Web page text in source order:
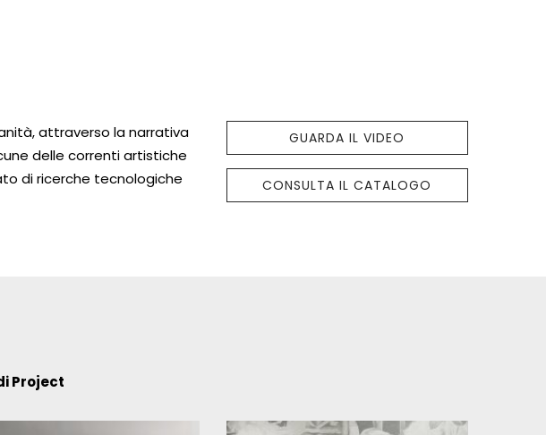
attraverso la narrativa
delle correnti artistiche
di ricerche tecnologiche
GUARDA IL VIDEO
CONSULTA IL CATALOGO
Project